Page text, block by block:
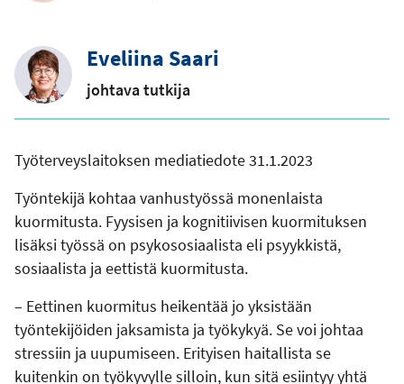
Eveliina Saari
johtava tutkija
Työterveyslaitoksen mediatiedote 31.1.2023
Työntekijä kohtaa vanhustyössä monenlaista
kuormitusta. Fyysisen ja kognitiivisen kuormituksen
lisäksi työssä on psykososiaalista eli psyykkistä,
sosiaalista ja eettistä kuormitusta.
– Eettinen kuormitus heikentää jo yksistään
työntekijöiden jaksamista ja työkykyä. Se voi johtaa
stressiin ja uupumiseen. Erityisen haitallista se
kuitenkin on työkyvylle silloin, kun sitä esiintyy yhtä